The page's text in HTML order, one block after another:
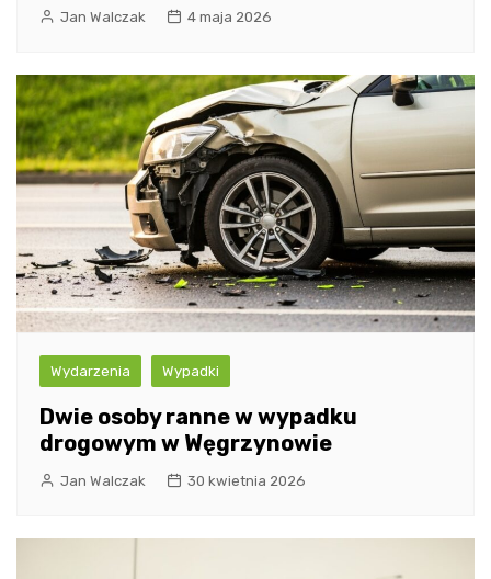
Jan Walczak 4 maja 2026
Wydarzenia Wypadki
Dwie osoby ranne w wypadku
drogowym w Węgrzynowie
Jan Walczak 30 kwietnia 2026